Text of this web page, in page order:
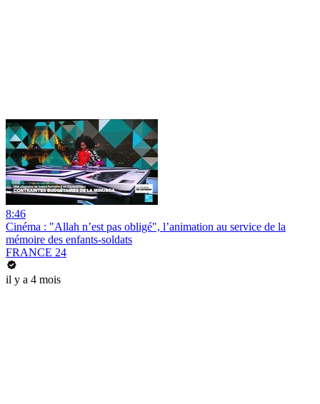
8:46
Cinéma : "Allah n’est pas obligé", l’animation au service de la
mémoire des enfants-soldats
FRANCE 24
il y a 4 mois